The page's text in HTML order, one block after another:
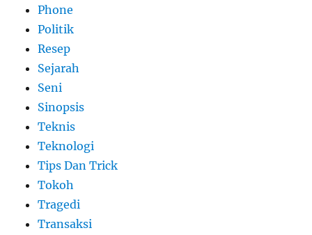
Phone
Politik
Resep
Sejarah
Seni
Sinopsis
Teknis
Teknologi
Tips Dan Trick
Tokoh
Tragedi
Transaksi